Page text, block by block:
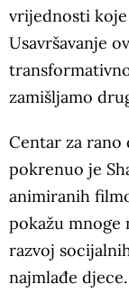
vrijednosti
Usavršavanje
zamišljamo
Centar za rano
pokrenuo je
animiranih
pokažu mnoge
razvoj
najmlađe